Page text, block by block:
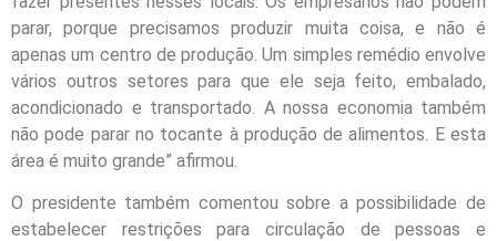
parar, porque precisamos produzir muita coisa, e não é
apenas um centro de produção. Um simples remédio envolve
vários outros setores para que ele seja feito, embalado,
acondicionado e transportado. A nossa economia também
não pode parar no tocante à produção de alimentos. E esta
área é muito grande” afirmou.
O presidente também comentou sobre a possibilidade de
estabelecer restrições para circulação de pessoas e